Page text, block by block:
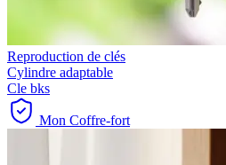
Reproduction de clés
Cylindre adaptable
Cle bks
Mon Coffre-fort